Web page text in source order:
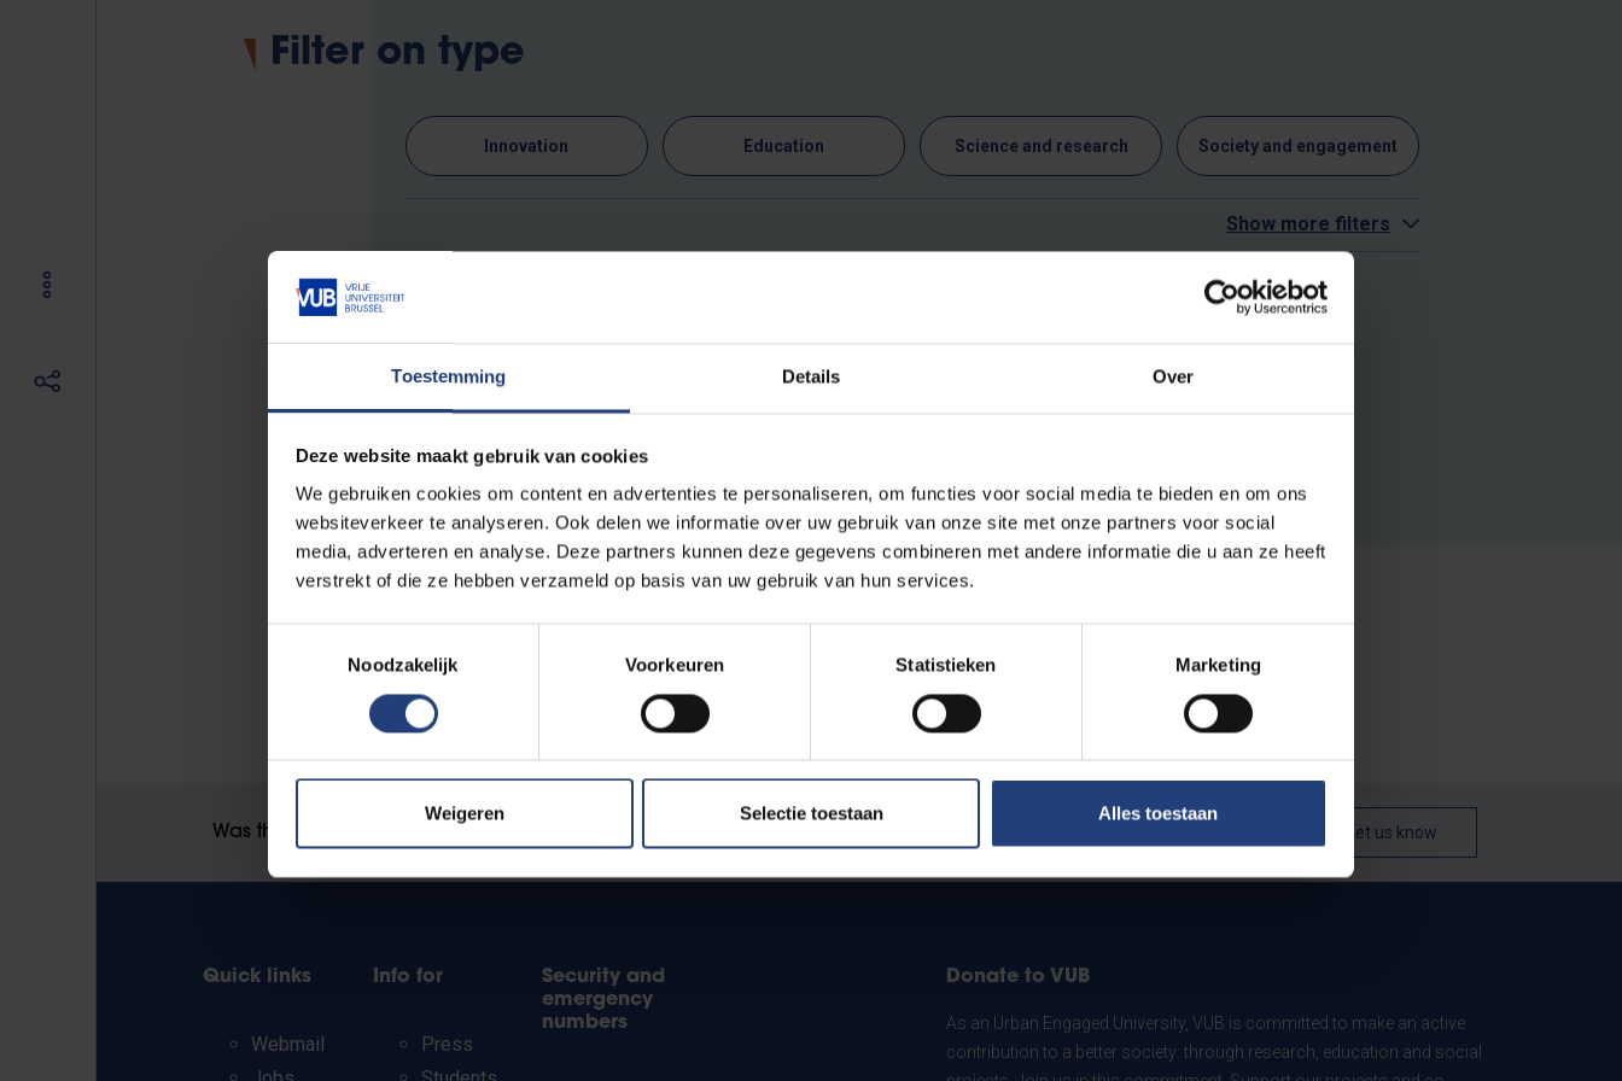
Toestemming Details Over
Deze website maakt gebruik van cookies
We gebruiken cookies om content en advertenties te personaliseren, om functies voor social media te bieden en om ons
websiteverkeer te analyseren. Ook delen we informatie over uw gebruik van onze site met onze partners voor social
media, adverteren en analyse. Deze partners kunnen deze gegevens combineren met andere informatie die u aan ze heeft
verstrekt of die ze hebben verzameld op basis van uw gebruik van hun services.
Noodzakelijk
Voorkeuren Statistieken Marketing
Weigeren Selectie toestaan Alles toestaan
Filter on type
Innovation Education Science and research Society and engagement
Show more filters
Was there an error on this page? Let us know
Quick links
Webmail
Info for
Press
Security and
emergency
numbers
Donate to VUB
As an Urban Engaged University, VUB is committed to make an active
contribution to a better society: through research, education and social